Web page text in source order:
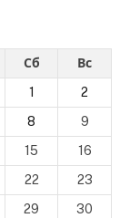
Сб
Вс
1
2
8
9
15
16
22
23
29
30